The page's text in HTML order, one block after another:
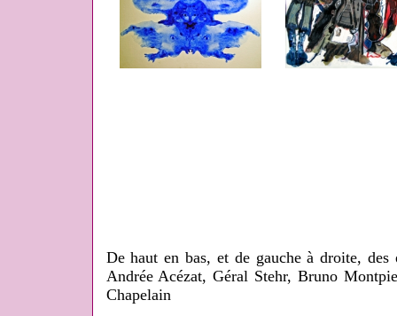
De haut en bas, et de gauche à droite,
Andrée Acézat, Géral Stehr, Bruno
Chapelain